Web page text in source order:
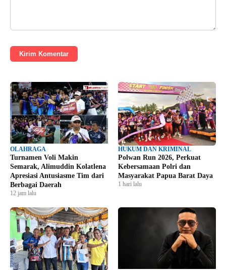
Kirim Komentar
OLAHRAGA
Turnamen Voli Makin
Semarak, Alimuddin Kolatlena
Apresiasi Antusiasme Tim dari
Berbagai Daerah
12 jam lalu
HUKUM DAN KRIMINAL
Polwan Run 2026, Perkuat
Kebersamaan Polri dan
Masyarakat Papua Barat Daya
1 hari lalu